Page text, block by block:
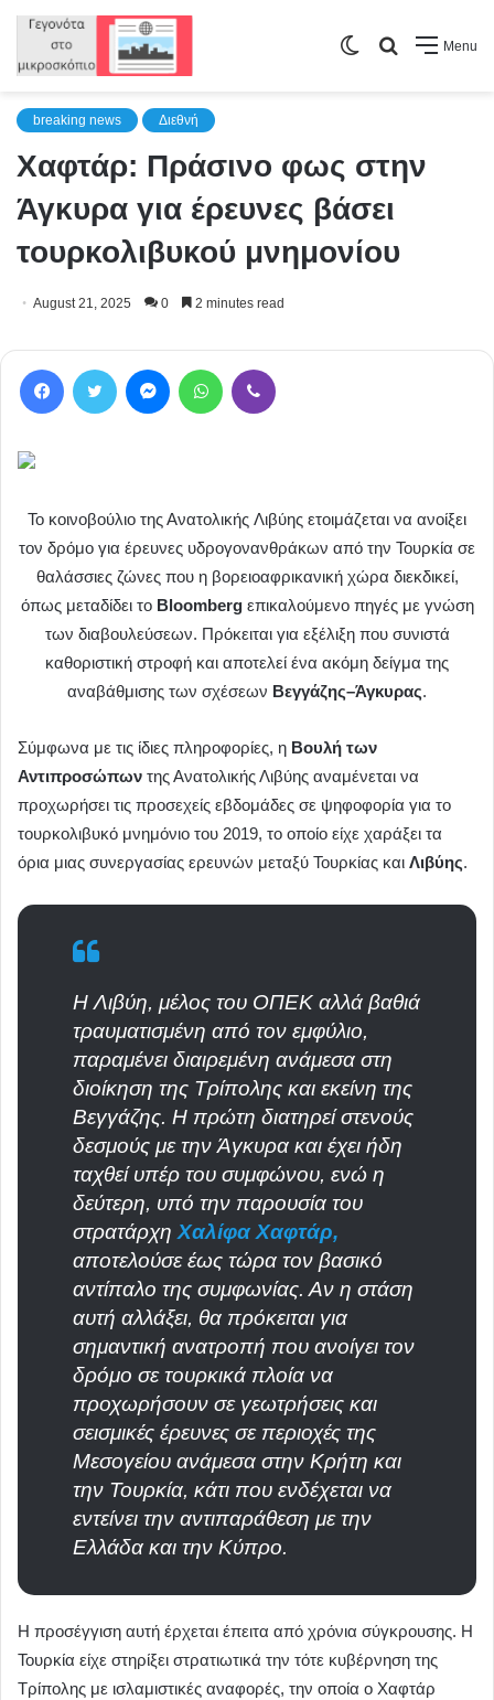
Menu
Search
Switch
breaking news Διεθνή
Χαφτάρ: Πράσινο φως στην
Άγκυρα για έρευνες βάσει
τουρκολιβυκού μνημονίου
August 21, 2025 0 2 minutes read
Το κοινοβούλιο της Ανατολικής Λιβύης ετοιμάζεται να ανοίξει
τον δρόμο για έρευνες υδρογονανθράκων από την Τουρκία σε
θαλάσσιες ζώνες που η βορειοαφρικανική χώρα διεκδικεί,
όπως μεταδίδει το Bloombergεπικαλούμενο πηγές με γνώση
των διαβουλεύσεων. Πρόκειται για εξέλιξη που συνιστά
καθοριστική στροφή και αποτελεί ένα ακόμη δείγμα της
αναβάθμισης των σχέσεων Βεγγάζης–Άγκυρας.
Σύμφωνα με τις ίδιες πληροφορίες, η Βουλή των
Αντιπροσώπων της Ανατολικής Λιβύης αναμένεται να
προχωρήσει τις προσεχείς εβδομάδες σε ψηφοφορία για το
τουρκολιβυκό μνημόνιο του 2019, το οποίο είχε χαράξει τα
όρια μιας συνεργασίας ερευνών μεταξύ Τουρκίας και Λιβύης.
Η Λιβύη, μέλος του ΟΠΕΚ αλλά βαθιά
τραυματισμένη από τον εμφύλιο,
παραμένει διαιρεμένη ανάμεσα στη
διοίκηση της Τρίπολης και εκείνη της
Βεγγάζης. Η πρώτη διατηρεί στενούς
δεσμούς με την Άγκυρα και έχει ήδη
ταχθεί υπέρ του συμφώνου, ενώ η
δεύτερη, υπό την παρουσία του
στρατάρχη Χαλίφα Χαφτάρ,
αποτελούσε έως τώρα τον βασικό
αντίπαλο της συμφωνίας. Αν η στάση
αυτή αλλάξει, θα πρόκειται για
σημαντική ανατροπή που ανοίγει τον
δρόμο σε τουρκικά πλοία να
προχωρήσουν σε γεωτρήσεις και
σεισμικές έρευνες σε περιοχές της
Μεσογείου ανάμεσα στην Κρήτη και
την Τουρκία, κάτι που ενδέχεται να
εντείνει την αντιπαράθεση με την
Ελλάδα και την Κύπρο.
Η προσέγγιση αυτή έρχεται έπειτα από χρόνια σύγκρουσης. Η
Τουρκία είχε στηρίξει στρατιωτικά την τότε κυβέρνηση της
Τρίπολης με ισλαμιστικές αναφορές, την οποία ο Χαφτάρ